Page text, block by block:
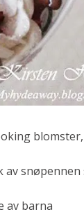
av
av barna